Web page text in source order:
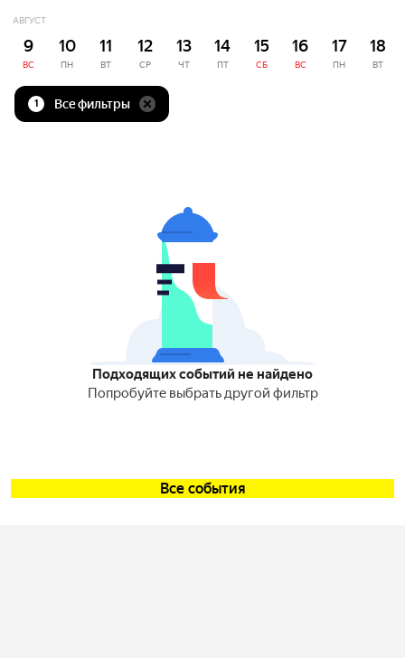
АВГУСТ
9
ВС
10
ПН
11
ВТ
12
СР
13
ЧТ
14
ПТ
15
СБ
16
ВС
17
ПН
18
ВТ
1 Все фильтры
Подходящих событий не найдено
Попробуйте выбрать другой фильтр
Все события